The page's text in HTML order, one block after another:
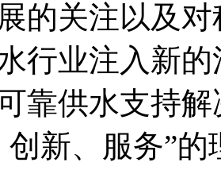
的关注以及
行业注入新
靠供水支持
创新、服务”